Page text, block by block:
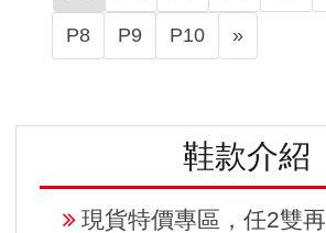
鞋款介紹
現貨特價專區，任2雙
P8 P9 P10 »N
e